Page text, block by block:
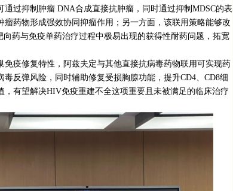
过抑制肿瘤 DNA合成直接抗肿瘤，同时通过抑制MDSC的表
药物形成强效协同抑瘤作用；另一方面，该联用策略能够改
药与免疫单药治疗过程中极易出现的获得性耐药问题，拓宽
免疫修复特性，阿兹夫定与其他直接抗病毒药物联用可实现药
反弹风险，同时辅助修复受损胸腺功能，提升CD4、CD8细
，有望解决HIV免疫重建不全这项重要且未被满足的临床治疗